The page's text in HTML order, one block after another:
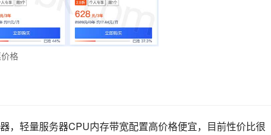
格
，轻量服务器CPU内存带宽配置高价格便宜，目前性价比很